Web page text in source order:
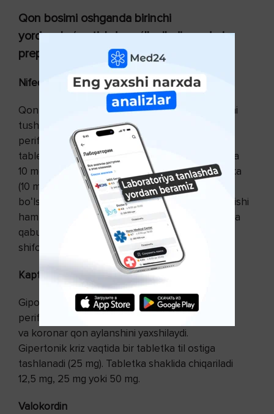
Qon bosimi oshganda birinchi
yordam koʻrsatishda qoʻllaniladigan dori
preparatlari
Nifedipin (Fenigidin)
Qon bosimini tushiruvchi preparat. Qon bosimini
tushiradi, koronar qon aylanishini yaxshilaydi,
periferik qon tomirlarni kengaytiradi. Odatda
tabletka shaklida buyuriladi, taʼsir etuvchi modda
10 mg saqlanadi. Gipertonik kriz vaqtida 1 tabletka
(10 mg) til ostiga tashlab soʻriladi. Agar ehtiyoj
boʻlsa, 30 daqiqa oʻtgach yana bir tabletka soʻrilishi
ham mumkin. Bu doir preparatini uzoq muddatga
qabul qilish faqatgina
shifokor mutaxassis tomonidan buyuriladi.
Kaptopril
Gipotenziv vosita – qon tomirlarni kengaytiradi,
periferik oqim qarshiligini kamaytiradi
va koronar qon aylanshini yaxshilaydi.
Gipertonik kriz vaqtida bir tabletka til ostiga
tashlanadi (25 mg). Tabletka shaklida chiqariladi
12,5 mg, 25 mg yoki 50 mg.
Valokordin